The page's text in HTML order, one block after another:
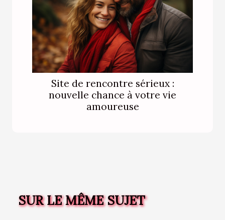
Site de rencontre sérieux :
nouvelle chance à votre vie
amoureuse
SUR LE MÊME SUJET